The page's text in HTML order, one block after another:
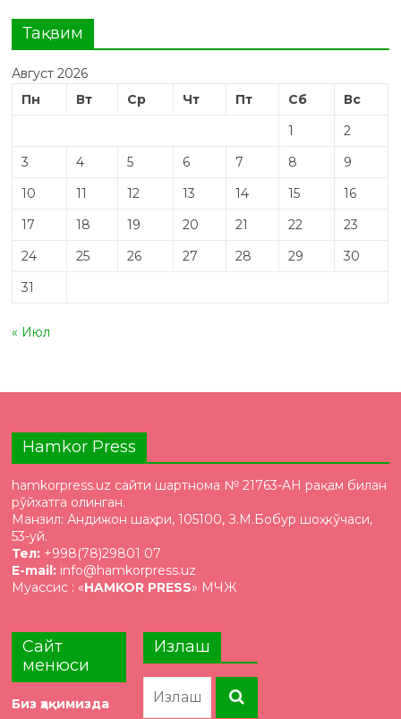
Тақвим
Август 2026
Пн
Вт Ср Чт Пт Сб
Вс
1
2
3
4 5 6 7 8
9
10
11 12 13 14 15
16
17
18 19 20 21 22
23
24
25 26 27 28 29
30
31
« Июл
Hamkor Press
hamkorpress.uz сайти шартнома № 21763-AH рақам билан
рўйхатга олинган.
Манзил: Андижон шаҳри, 105100, З.М.Бобур шоҳкўчаси,
53-уй.
Тел: +998(78)29801 07
E-mail: info@hamkorpress.uz
Муассис : «HAMKOR PRESS» МЧЖ
Сайт
менюси
Биз ҳақимизда
Излаш